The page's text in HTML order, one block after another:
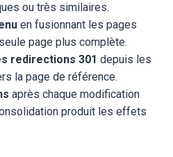
ou très similaires.
en fusionnant les pages
page plus complète.
redirections 301 depuis les
la page de référence.
après chaque modification
produit les effets